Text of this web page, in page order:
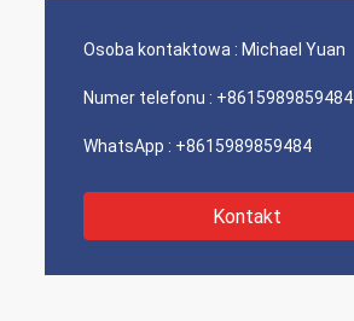
Osoba kontaktowa : Michael Yuan
Numer telefonu : +8615989859484
WhatsApp : +8615989859484
Kontakt